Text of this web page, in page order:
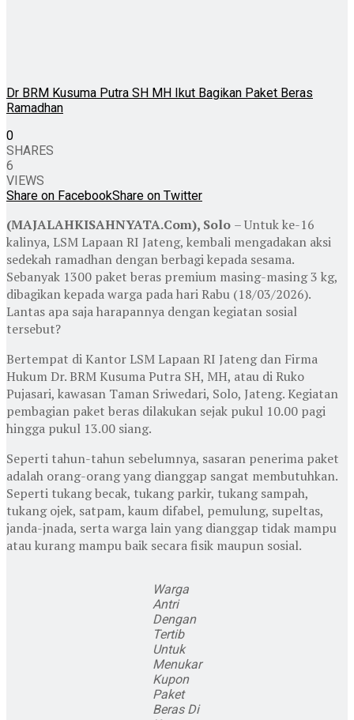
Dr BRM Kusuma Putra SH MH Ikut Bagikan Paket Beras
Ramadhan
0
SHARES
6
VIEWS
Share on FacebookShare on Twitter
(MAJALAHKISAHNYATA.Com), Solo – Untuk ke-16
kalinya, LSM Lapaan RI Jateng, kembali mengadakan aksi
sedekah ramadhan dengan berbagi kepada sesama.
Sebanyak 1300 paket beras premium masing-masing 3 kg,
dibagikan kepada warga pada hari Rabu (18/03/2026).
Lantas apa saja harapannya dengan kegiatan sosial
tersebut?
Bertempat di Kantor LSM Lapaan RI Jateng dan Firma
Hukum Dr. BRM Kusuma Putra SH, MH, atau di Ruko
Pujasari, kawasan Taman Sriwedari, Solo, Jateng. Kegiatan
pembagian paket beras dilakukan sejak pukul 10.00 pagi
hingga pukul 13.00 siang.
Seperti tahun-tahun sebelumnya, sasaran penerima paket
adalah orang-orang yang dianggap sangat membutuhkan.
Seperti tukang becak, tukang parkir, tukang sampah,
tukang ojek, satpam, kaum difabel, pemulung, supeltas,
janda-jnada, serta warga lain yang dianggap tidak mampu
atau kurang mampu baik secara fisik maupun sosial.
Warga
Antri
Dengan
Tertib
Untuk
Menukar
Kupon
Paket
Beras Di